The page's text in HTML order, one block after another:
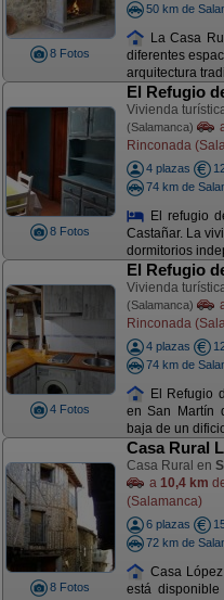
8 Fotos
50 km de
La Casa
diferentes
arquitectura
8 Fotos
El Refugio
Vivienda
(Salamanca)
Rinconada
4 plazas
74 km de
El refugio
Castañar. La
dormitorios
4 Fotos
El Refugio
Vivienda
(Salamanca)
Rinconada
4 plazas
74 km de
El Refugio
en San Martín
baja de un
8 Fotos
Casa Rural
Casa Rural en
a 10,4 km
(Salamanca)
6 plazas
72 km de
Casa
está